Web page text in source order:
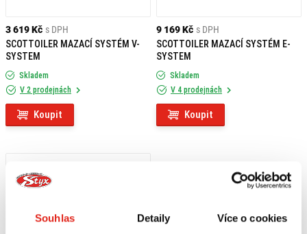
Souhlas Detaily Více o cookies
3 619 Kč s DPH
SCOTTOILER MAZACÍ SYSTÉM V-
SYSTEM
Skladem
V 2 prodejnách
Koupit
9 169 Kč s DPH
SCOTTOILER MAZACÍ SYSTÉM E-
SYSTEM
Skladem
V 4 prodejnách
Koupit